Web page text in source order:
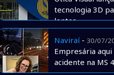
tecnologia 3D
lentes
Naviraí- 30/07/
Empresária
acidente na MS